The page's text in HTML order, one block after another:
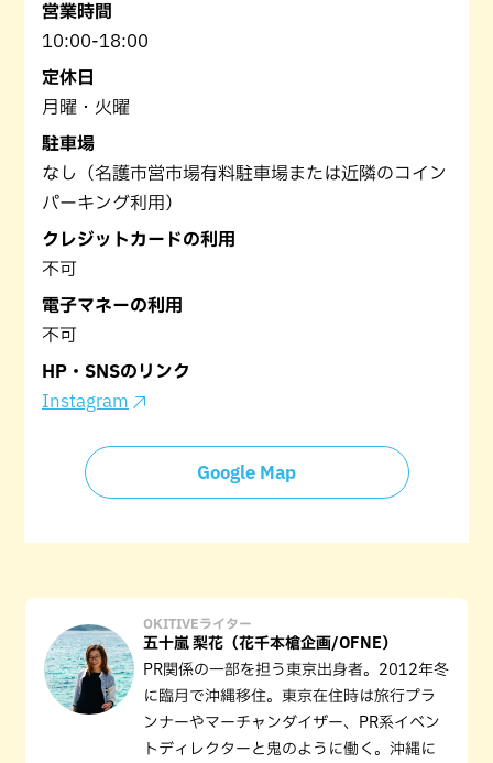
営業時間
10:00-18:00
定休日
月曜・火曜
駐車場
なし（名護市営市場有料駐車場または近隣のコイン
パーキング利用）
クレジットカードの利用
不可
電子マネーの利用
不可
HP・SNSのリンク
Instagram
Google Map
OKITIVEライター
五十嵐 梨花（花千本槍企画/OFNE）
PR関係の一部を担う東京出身者。2012年冬
に臨月で沖縄移住。東京在住時は旅行プラ
ンナーやマーチャンダイザー、PR系イベン
トディレクターと鬼のように働く。沖縄に